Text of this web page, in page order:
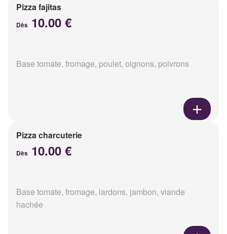
Pizza fajitas
Dès 10.00 €
Base tomate, fromage, poulet, oignons, poivrons
Pizza charcuterie
Dès 10.00 €
Base tomate, fromage, lardons, jambon, viande
hachée